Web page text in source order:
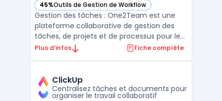
45%Outils de Gestion de Workflow
— voir One2Team dans cette catégorie
Gestion des tâches : One2Team est une
plateforme collaborative de gestion des
tâches, de projets et de processus pour les
entreprises. Elle propose une solution
efficace et productive. One2Team : La
plateforme One2Team ...
Plus d’infos Fiche complète
ClickUp
Centralisez tâches et documents pour
organiser le travail collaboratif